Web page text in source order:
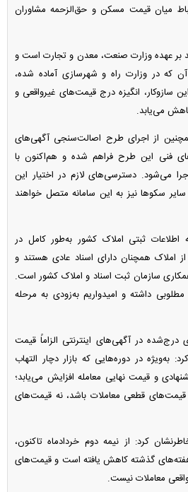
میان قیمت مسکن و حق‌الزحمه مشاوران
بر عهده وزارت صنعت، معدن و تجارت است و
که در وزارت راه و شهرسازی آماده شده،
سازوکار، انگیزه درج قیمت‌های غیرواقعی و
می‌یابد.
از اجرای طرح اصالت‌سنجی آگهی‌های
فنی این طرح فراهم شده و هم‌اکنون با
می‌شود. دسترسی‌های لازم در اختیار این
سایر سکو‌ها نیز به این سامانه متصل خواهند
اطلاعات ثبتی املاک کشور به‌طور کامل در
همچنان دارای اسناد عادی هستند و
سازمان ثبت اسناد و املاک کشور است.
داشته و امیدواریم به‌زودی به مرحله
درج‌شده در آگهی‌های اینترنتی الزاماً قیمت
به‌ویژه در دوره‌هایی که بازار دچار التهاب
و قیمت نهایی معامله افزایش می‌یابد؛
قیمت‌های قطعی معاملات باشد، نه قیمت‌های
کرد: از نیمه دوم خردادماه تاکنون،
هفته‌های گذشته کاهش یافته است و قیمت‌های
معاملات نیست.